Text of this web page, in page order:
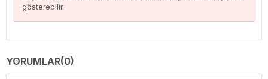
gösterebilir.
YORUMLAR(0)